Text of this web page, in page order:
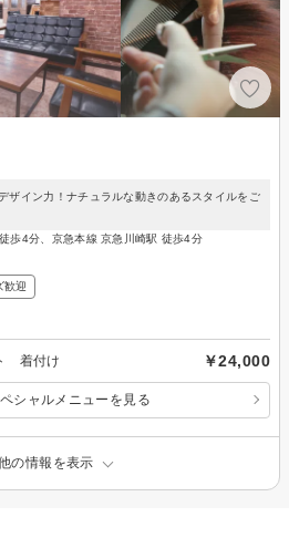
ザイン力！ナチュラルな動きのあるスタイルをご
歩4分、京急本線 京急川崎駅 徒歩4分
歓迎
着付け ￥24,000
シャルメニューを見る
の情報を表示